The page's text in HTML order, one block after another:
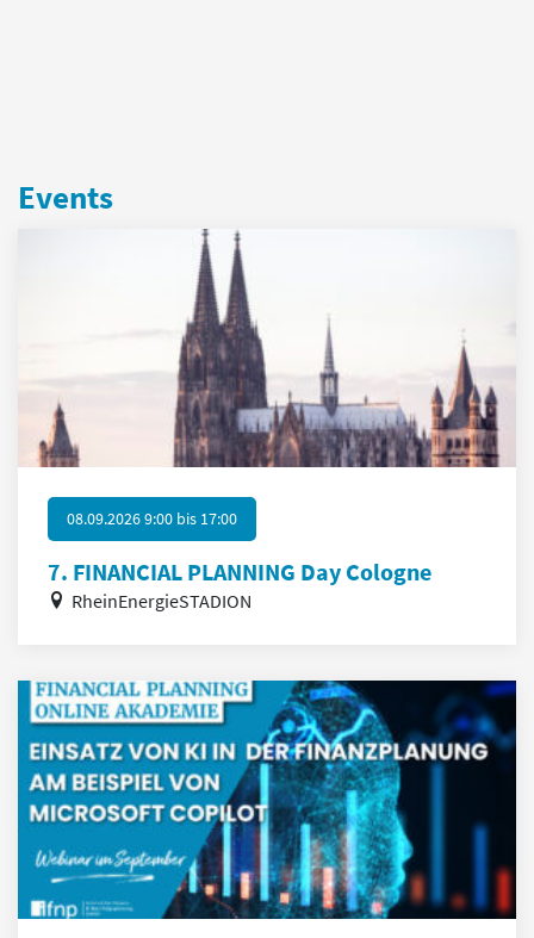
Events
08.09.2026 9:00 bis 17:00
7. FINANCIAL PLANNING Day Cologne
RheinEnergieSTADION